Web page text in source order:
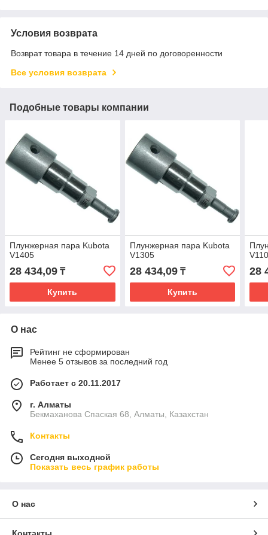
Условия возврата
Возврат товара в течение 14 дней по договоренности
Все условия возврата
Подобные товары компании
Плунжерная пара Kubota
V1405
28 434,09 ₸
Купить
Плунжерная пара Kubota
V1305
28 434,09₸
Купить
28
О нас
Рейтинг не сформирован
Менее 5 отзывов за последний год
Работает с 20.11.2017
г. Алматы
Бекмаханова Спаская 68, Алматы, Казахстан
Контакты
Сегодня выходной
Показать весь график работы
О нас